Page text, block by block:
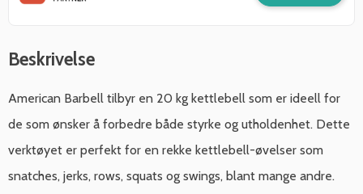
Beskrivelse
American Barbell tilbyr en 20 kg kettlebell som er ideell for
de som ønsker å forbedre både styrke og utholdenhet. Dette
verktøyet er perfekt for en rekke kettlebell-øvelser som
snatches, jerks, rows, squats og swings, blant mange andre.